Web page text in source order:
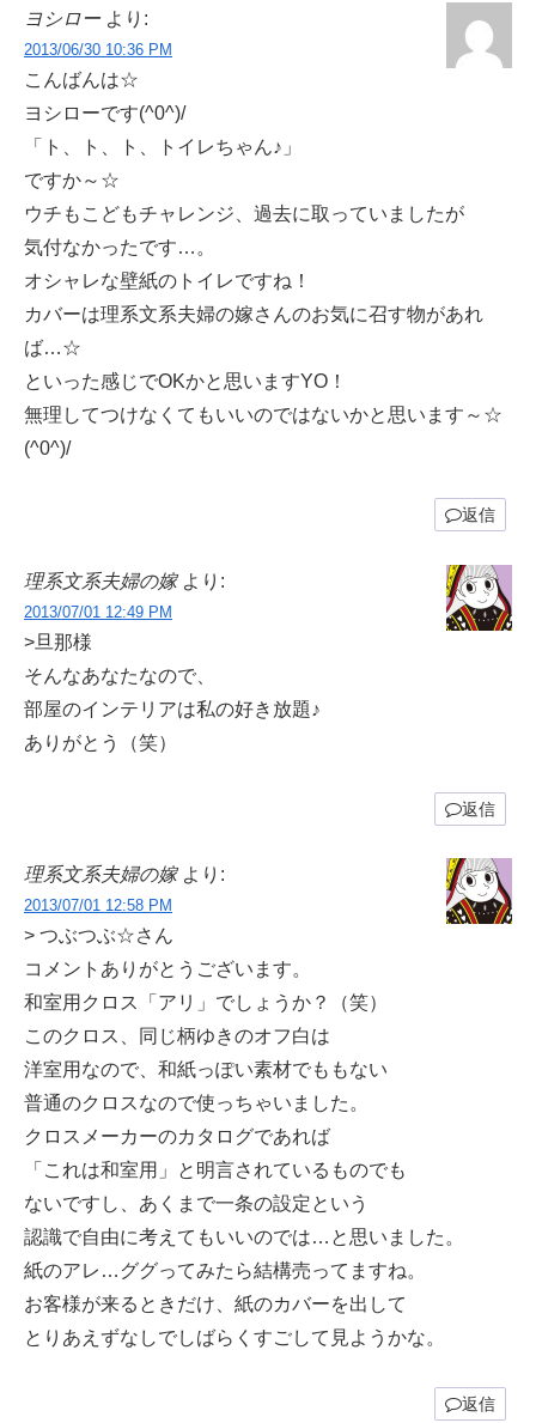
ヨシロー より:
2013/06/30 10:36 PM
こんばんは☆
ヨシローです(^0^)/
「ト、ト、ト、トイレちゃん♪」
ですか～☆
ウチもこどもチャレンジ、過去に取っていましたが
気付なかったです…。
オシャレな壁紙のトイレですね！
カバーは理系文系夫婦の嫁さんのお気に召す物があれ
ば…☆
といった感じでOKかと思いますYO！
無理してつけなくてもいいのではないかと思います～☆
(^0^)/
返信
理系文系夫婦の嫁 より:
2013/07/01 12:49 PM
>旦那様
そんなあなたなので、
部屋のインテリアは私の好き放題♪
ありがとう（笑）
返信
理系文系夫婦の嫁 より:
2013/07/01 12:58 PM
> つぶつぶ☆さん
コメントありがとうございます。
和室用クロス「アリ」でしょうか？（笑）
このクロス、同じ柄ゆきのオフ白は
洋室用なので、和紙っぽい素材でももない
普通のクロスなので使っちゃいました。
クロスメーカーのカタログであれば
「これは和室用」と明言されているものでも
ないですし、あくまで一条の設定という
認識で自由に考えてもいいのでは…と思いました。
紙のアレ…ググってみたら結構売ってますね。
お客様が来るときだけ、紙のカバーを出して
とりあえずなしでしばらくすごして見ようかな。
返信